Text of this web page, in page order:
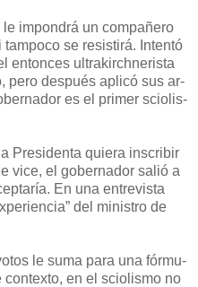
im­pon­drá un com­pa­ñe­ro
se re­sis­ti­rá. In­ten­tó
en­ton­ces ul­tra­kirch­ne­ris­ta
pe­ro des­pués apli­có sus ar­
es el pri­mer sciolis­
Pre­si­den­ta quie­ra ins­cri­bir
vi­ce, el go­ber­na­dor sa­lió a
En una en­tre­vis­ta
del mi­nis­tro de
le su­ma pa­ra una fór­mu­
con­tex­to, en el scio­lis­mo no